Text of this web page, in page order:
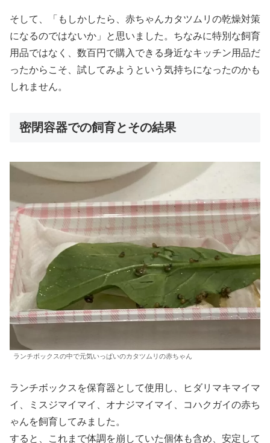
そして、「もしかしたら、赤ちゃんカタツムリの乾燥対策
になるのではないか」と思いました。ちなみに特別な飼育
用品ではなく、数百円で購入できる身近なキッチン用品だ
ったからこそ、試してみようという気持ちになったのかも
しれません。
密閉容器での飼育とその結果
ランチボックスの中で元気いっぱいのカタツムリの赤ちゃん
ランチボックスを保育器として使用し、ヒダリマキマイマ
イ、ミスジマイマイ、オナジマイマイ、コハクガイの赤ち
ゃんを飼育してみました。
すると、これまで体調を崩していた個体も含め、安定して